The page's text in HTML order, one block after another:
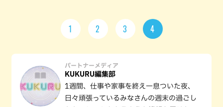
1 2 3 4
パートナーメディア
KUKURU編集部
1週間、仕事や家事を終え一息ついた夜、
日々頑張っているみなさんの週末の過ごし